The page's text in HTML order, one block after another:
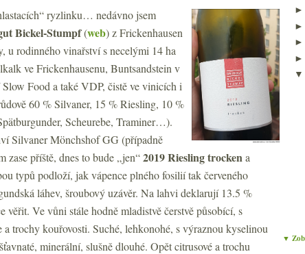
ryzlinku… nedávno jsem
Bickel-Stumpf(web) z Frickenhausen
u rodinného vinařství s necelými 14 ha
ve Frickenhausenu, Buntsandstein v
Food a také VDP, čistě ve vinicích i
60 % Silvaner, 15 % Riesling, 10 %
Scheurebe, Traminer…).
Silvaner Mönchshof GG (případně
příště, dnes to bude „jen“2019 Riesling trockena
typů podloží, jak vápence plného fosilií tak červeného
láhev, šroubový uzávěr. Na lahvi deklarují 13.5 %
věřit. Ve vůni stále hodně mladistvě čerstvě působící, s
trochy kouřovosti. Suché, lehkonohé, s výraznou kyselinou
minerální, slušně dlouhé. Opět citrusové a trochu
▼